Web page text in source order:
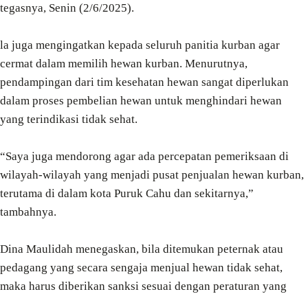
tegasnya, Senin (2/6/2025).
la juga mengingatkan kepada seluruh panitia kurban agar
cermat dalam memilih hewan kurban. Menurutnya,
pendampingan dari tim kesehatan hewan sangat diperlukan
dalam proses pembelian hewan untuk menghindari hewan
yang terindikasi tidak sehat.
“Saya juga mendorong agar ada percepatan pemeriksaan di
wilayah-wilayah yang menjadi pusat penjualan hewan kurban,
terutama di dalam kota Puruk Cahu dan sekitarnya,”
tambahnya.
Dina Maulidah menegaskan, bila ditemukan peternak atau
pedagang yang secara sengaja menjual hewan tidak sehat,
maka harus diberikan sanksi sesuai dengan peraturan yang